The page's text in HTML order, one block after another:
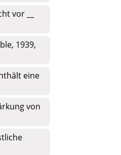
vor __
1939,
eine
von